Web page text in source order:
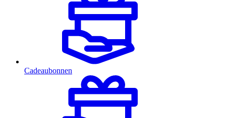
Cadeaubonnen